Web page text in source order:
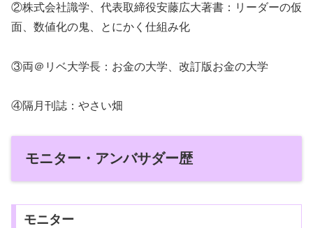
②株式会社識学、代表取締役安藤広大著書：リーダーの仮
面、数値化の鬼、とにかく仕組み化
③両＠リベ大学長：お金の大学、改訂版お金の大学
④隔月刊誌：やさい畑
モニター・アンバサダー歴
モニター